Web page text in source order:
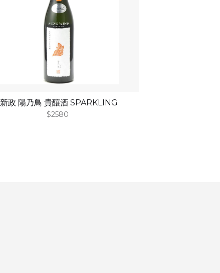
新政 陽乃鳥 貴釀酒 SPARKLING
$2580